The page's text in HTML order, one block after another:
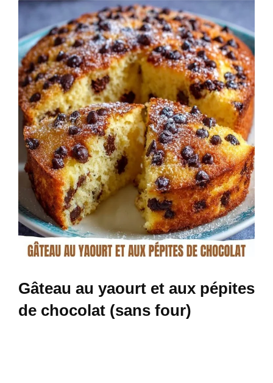
Gâteau au yaourt et aux pépites
de chocolat (sans four)